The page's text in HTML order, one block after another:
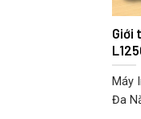
Giới
Máy
Đa